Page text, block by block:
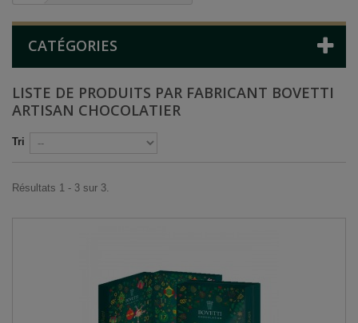
CATÉGORIES
LISTE DE PRODUITS PAR FABRICANT BOVETTI
ARTISAN CHOCOLATIER
Tri
Résultats 1 - 3 sur 3.